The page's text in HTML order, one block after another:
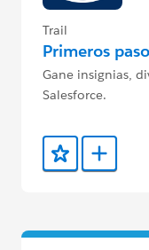
Trail
Primeros
Gane insignias,
Salesforce.
Agregar aAgregar